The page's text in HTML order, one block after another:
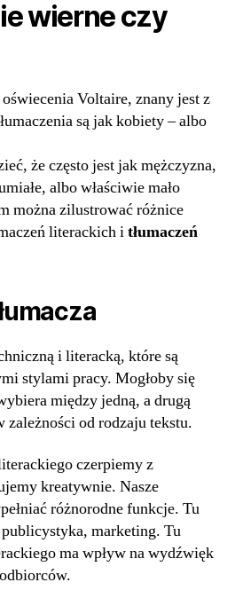
wierne czy
Voltaire, znany jest z
są jak kobiety – albo
że często jest jak mężczyzna,
albo właściwie mało
można zilustrować różnice
literackich itłumaczeń
i literacką, które są
stylami pracy. Mogłoby się
między jedną, a drugą
zależności od rodzaju tekstu.
czerpiemy z
kreatywnie. Nasze
różnorodne funkcje. Tu
marketing. Tu
ma wpływ na wydźwięk